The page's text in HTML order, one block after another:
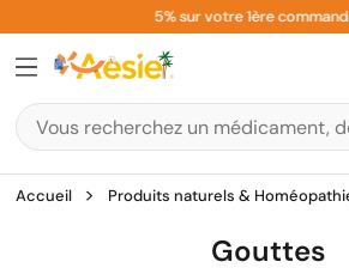
au
contenu
5% sur votre 1ère
Accueil Produits naturels &
Gouttes